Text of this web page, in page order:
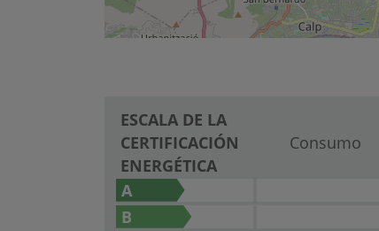
ESCALA DE LA
CERTIFICACIÓN
ENERGÉTICA
Consumo
A
B